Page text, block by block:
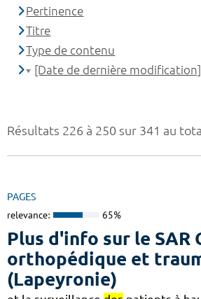
Résultats 226 à 250 sur 341 au
PAGES
relevance: 65%
Plus d'info sur le SAR
orthopédique et
(Lapeyronie)
Pertinence
Titre
Type de contenu
[Date de dernière modification]